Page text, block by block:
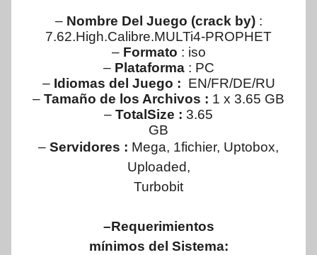
– Nombre Del Juego (crack by) :
7.62.High.Calibre.MULTi4-PROPHET
– Formato : iso
– Plataforma : PC
– Idiomas del Juego : EN/FR/DE/RU
– Tamaño de los Archivos : 1 x 3.65 GB
– TotalSize : 3.65
GB
– Servidores : Mega, 1fichier, Uptobox,
Uploaded,
Turbobit
–Requerimientos
mínimos del Sistema: